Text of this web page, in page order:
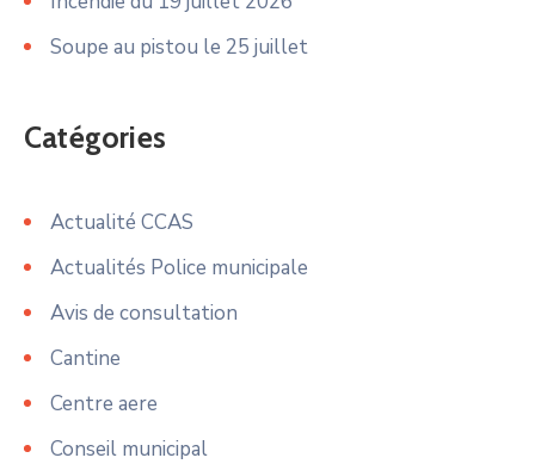
Soupe au pistou le 25 juillet
Catégories
Actualité CCAS
Actualités Police municipale
Avis de consultation
Cantine
Centre aere
Conseil municipal